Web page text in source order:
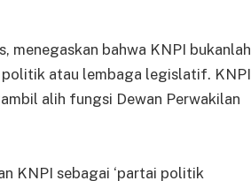
menegaskan bahwa KNPI bukanlah
atau lembaga legislatif. KNPI
alih fungsi Dewan Perwakilan
KNPI sebagai ‘partai politik